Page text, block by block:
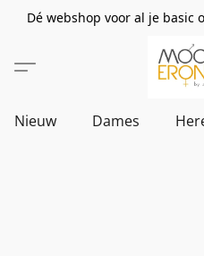
Dé webshop voor al je basic
Nieuw Dames